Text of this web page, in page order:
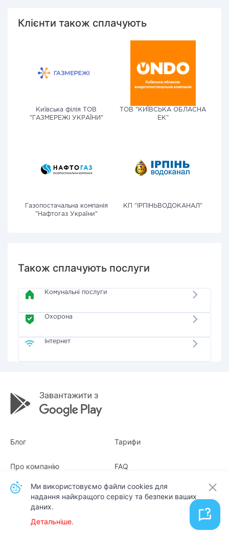
Клієнти також сплачують
Київська філія ТОВ
"ГАЗМЕРЕЖІ УКРАЇНИ"
ТОВ "КИЇВСЬКА ОБЛАСНА
ЕК"
Газопостачальна компанія
"Нафтогаз України"
КП "ІРПІНЬВОДОКАНАЛ"
Також сплачують послуги
Комунальні послуги
Охорона
Інтернет
Блог Тарифи
Про компанію
Квитанції
FAQ
Для бізнесу
Ми використовуємо файли cookies для
надання найкращого сервісу та безпеки ваших
даних.
Детальніше.